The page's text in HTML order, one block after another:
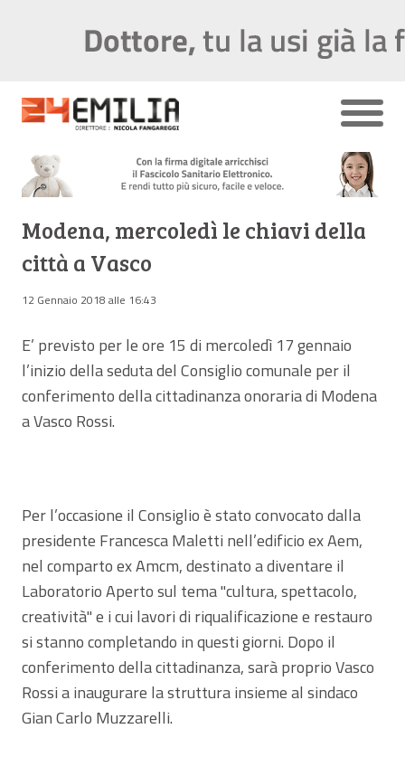
Modena, mercoledì le chiavi della
città a Vasco
12 Gennaio 2018 alle 16:43
E’ previsto per le ore 15 di mercoledì 17 gennaio
l’inizio della seduta del Consiglio comunale per il
conferimento della cittadinanza onoraria di Modena
a Vasco Rossi.
Per l’occasione il Consiglio è stato convocato dalla
presidente Francesca Maletti nell’edificio ex Aem,
nel comparto ex Amcm, destinato a diventare il
Laboratorio Aperto sul tema "cultura, spettacolo,
creatività" e i cui lavori di riqualificazione e restauro
si stanno completando in questi giorni. Dopo il
conferimento della cittadinanza, sarà proprio Vasco
Rossi a inaugurare la struttura insieme al sindaco
Gian Carlo Muzzarelli.